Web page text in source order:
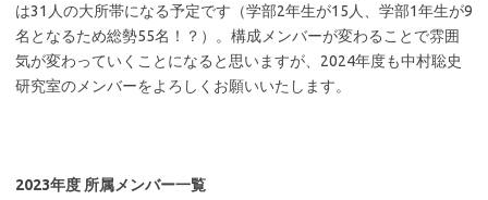
は31人の大所帯になる予定です（学部2年生が15人、学部1年生が9
名となるため総勢55名！？）。構成メンバーが変わることで雰囲
気が変わっていくことになると思いますが、2024年度も中村聡史
研究室のメンバーをよろしくお願いいたします。
2023年度 所属メンバー一覧